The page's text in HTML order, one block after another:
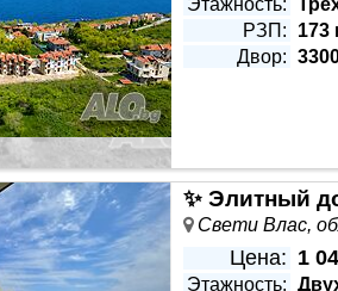
Этажность:
РЗП:
173
Двор:
Свети Влас,
Цена: 1
Этажность: